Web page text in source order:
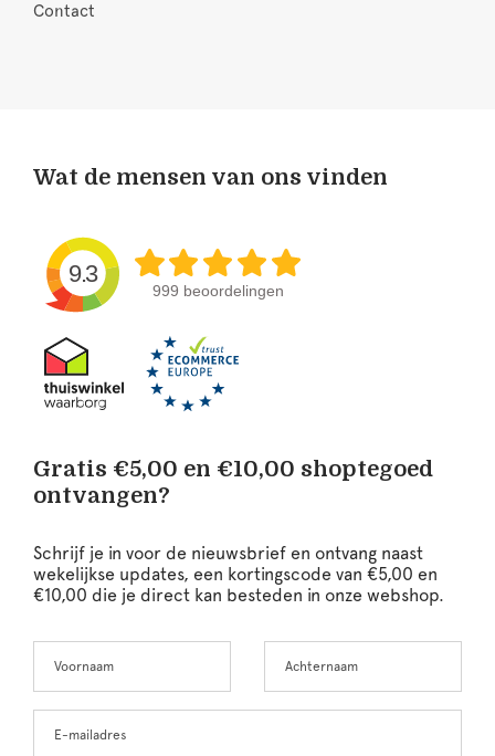
Contact
Wat de mensen van ons vinden
9.3
999 beoordelingen
Gratis €5,00 en €10,00 shoptegoed
ontvangen?
Schrijf je in voor de nieuwsbrief en ontvang naast
wekelijkse updates, een kortingscode van €5,00 en
€10,00 die je direct kan besteden in onze webshop.
this